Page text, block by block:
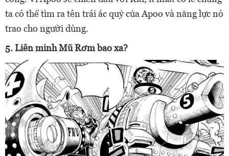
ta có thể tìm ra tên trái ác quỷ của Apoo và năng lực nó
trao cho người dùng.
5. Liên minh Mũ Rơm bao xa?